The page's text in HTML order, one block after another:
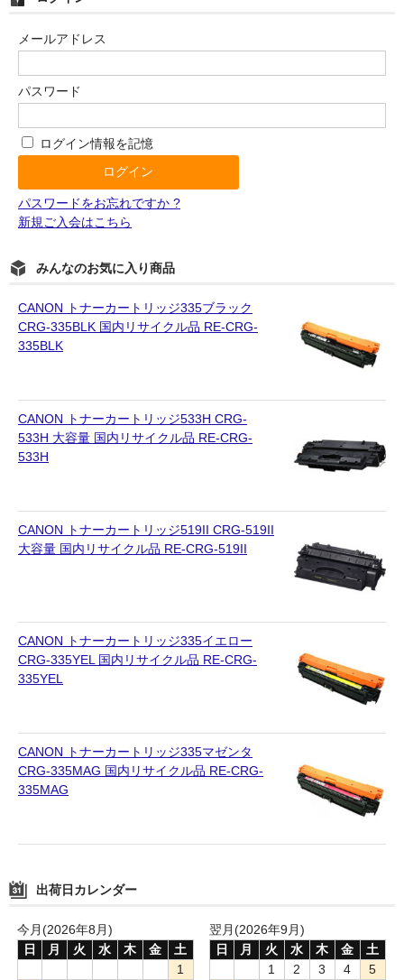
メールアドレス
パスワード
ログイン情報を記憶
パスワードをお忘れですか ?
新規ご入会はこちら
みんなのお気に入り商品
CANON トナーカートリッジ335ブラック
CRG-335BLK 国内リサイクル品 RE-CRG-
335BLK
CANON トナーカートリッジ533H CRG-
533H 大容量 国内リサイクル品 RE-CRG-
533H
CANON トナーカートリッジ519II CRG-519II
大容量 国内リサイクル品 RE-CRG-519II
CANON トナーカートリッジ335イエロー
CRG-335YEL 国内リサイクル品 RE-CRG-
335YEL
CANON トナーカートリッジ335マゼンタ
CRG-335MAG 国内リサイクル品 RE-CRG-
335MAG
出荷日カレンダー
今月(2026年8月)
日
月 火 水 木 金
土
1
翌月(2026年9月)
日
月 火 水 木 金
土
1
2 3 4
5